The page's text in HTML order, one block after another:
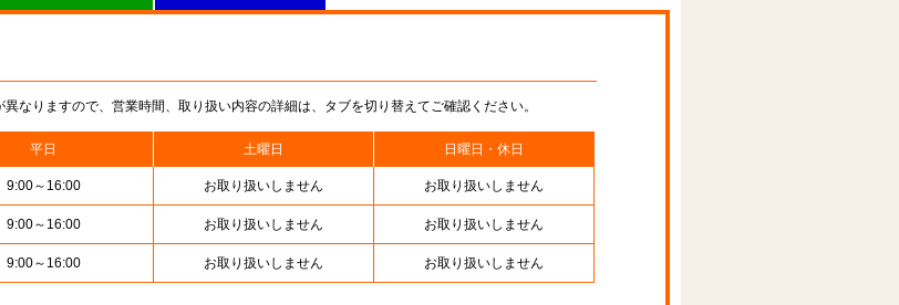
なりますので、営業時間、取り扱い内容の詳細は、タブを切り替えてご確認ください。
平日 土曜日 日曜日・休日
9:00～16:00 お取り扱いしません お取り扱いしません
9:00～16:00 お取り扱いしません お取り扱いしません
9:00～16:00 お取り扱いしません お取り扱いしません